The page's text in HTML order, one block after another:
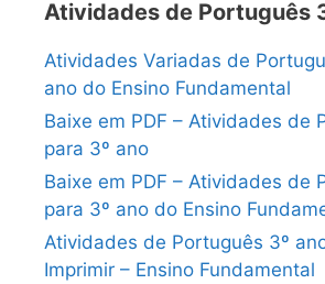
Atividades de Português
Atividades Variadas de
ano do Ensino Fundamental
Baixe em PDF – Atividades de
para 3º ano
Baixe em PDF – Atividades de
para 3º ano do Ensino
Atividades de Português 3º
Imprimir – Ensino Fundamental